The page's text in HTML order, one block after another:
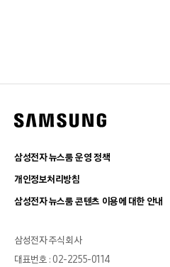
삼성전자 뉴스룸 운영 정책
개인정보처리방침
삼성전자 뉴스룸 콘텐츠 이용에 대한 안내
삼성전자 주식회사
대표번호 : 02-2255-0114